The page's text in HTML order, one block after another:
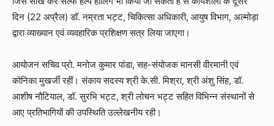
दिन (22 अप्रैल) डॉ. नम्रता भट्ट, चिकित्सा अधिकारी, आयुष विभाग, अल्मोड़ा
द्वारा व्याख्यान एवं व्यवहारिक प्रशिक्षण सत्र लिया जाएगा।
आयोजन सचिव प्रो. मनोज कुमार पांडा, सह-संयोजक मानसी वीरमानी एवं
कोनिका मुखर्जी रहीं। संकाय सदस्य श्री के.सी. मिश्रा, श्री अंशु सिंह, डॉ.
आशीष नौटियाल, डॉ. सुरभि भट्ट, श्री लोचन भट्ट सहित विभिन्न संस्थानों से
आए प्रतिभागियों की उपस्थिति उल्लेखनीय रही।